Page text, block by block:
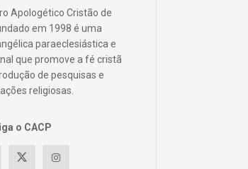
Apologético Cristão de
em 1998 é uma
paraeclesiástica e
que promove a fé cristã
de pesquisas e
religiosas.
o CACP